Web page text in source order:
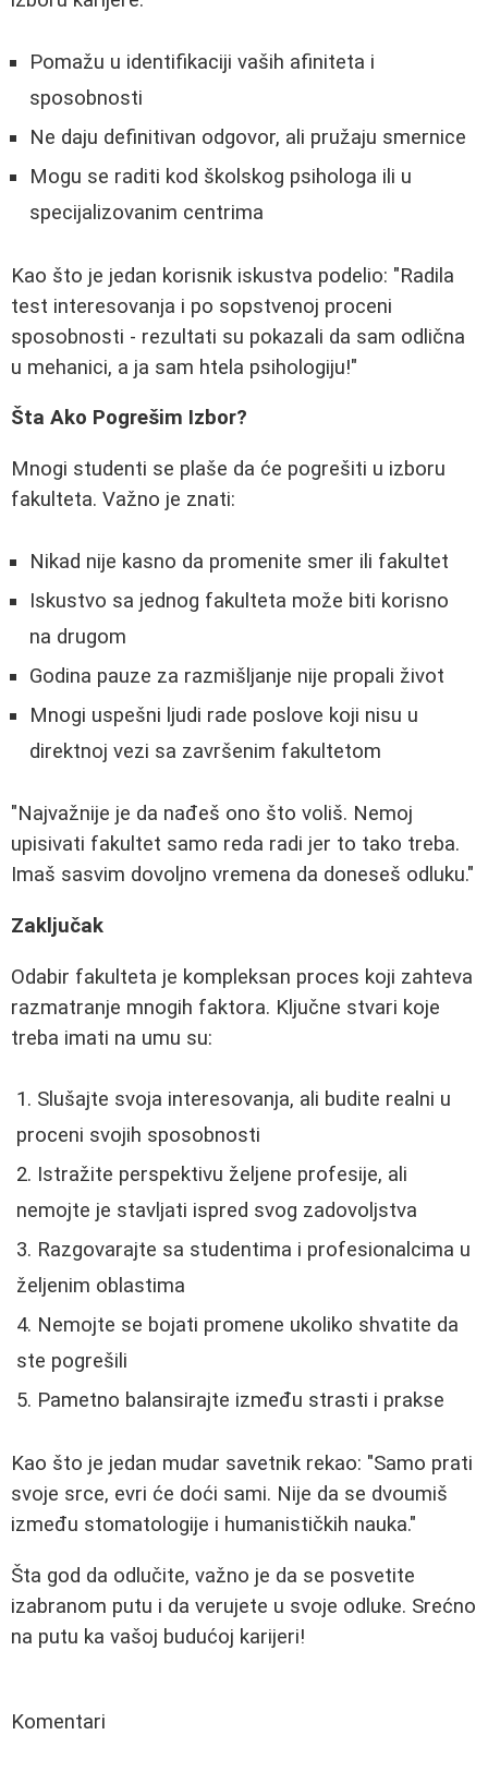
Pomažu u identifikaciji vaših afiniteta i
sposobnosti
Ne daju definitivan odgovor, ali pružaju smernice
Mogu se raditi kod školskog psihologa ili u
specijalizovanim centrima
Kao što je jedan korisnik iskustva podelio: "Radila
test interesovanja i po sopstvenoj proceni
sposobnosti - rezultati su pokazali da sam odlična
u mehanici, a ja sam htela psihologiju!"
Šta Ako Pogrešim Izbor?
Mnogi studenti se plaše da će pogrešiti u izboru
fakulteta. Važno je znati:
Nikad nije kasno da promenite smer ili fakultet
Iskustvo sa jednog fakulteta može biti korisno
na drugom
Godina pauze za razmišljanje nije propali život
Mnogi uspešni ljudi rade poslove koji nisu u
direktnoj vezi sa završenim fakultetom
"Najvažnije je da nađeš ono što voliš. Nemoj
upisivati fakultet samo reda radi jer to tako treba.
Imaš sasvim dovoljno vremena da doneseš odluku."
Zaključak
Odabir fakulteta je kompleksan proces koji zahteva
razmatranje mnogih faktora. Ključne stvari koje
treba imati na umu su:
Slušajte svoja interesovanja, ali budite realni u
proceni svojih sposobnosti
Istražite perspektivu željene profesije, ali
nemojte je stavljati ispred svog zadovoljstva
Razgovarajte sa studentima i profesionalcima u
željenim oblastima
Nemojte se bojati promene ukoliko shvatite da
ste pogrešili
Pametno balansirajte između strasti i prakse
Kao što je jedan mudar savetnik rekao: "Samo prati
svoje srce, evri će doći sami. Nije da se dvoumiš
između stomatologije i humanističkih nauka."
Šta god da odlučite, važno je da se posvetite
izabranom putu i da verujete u svoje odluke. Srećno
na putu ka vašoj budućoj karijeri!
Komentari